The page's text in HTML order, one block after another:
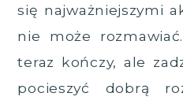
się najważniejszymi
nie może
teraz kończy, ale
pocieszyć dobrą